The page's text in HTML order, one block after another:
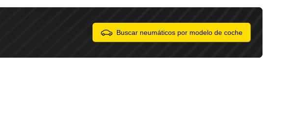
Buscar neumáticos por modelo de coche